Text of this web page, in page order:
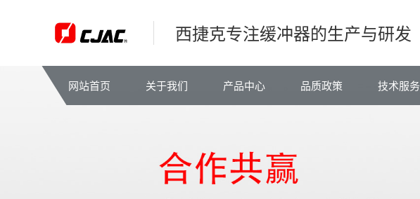
西捷克专注缓冲器的生产与研发
网站首页 关于我们 产品中心 品质政策 技术服务